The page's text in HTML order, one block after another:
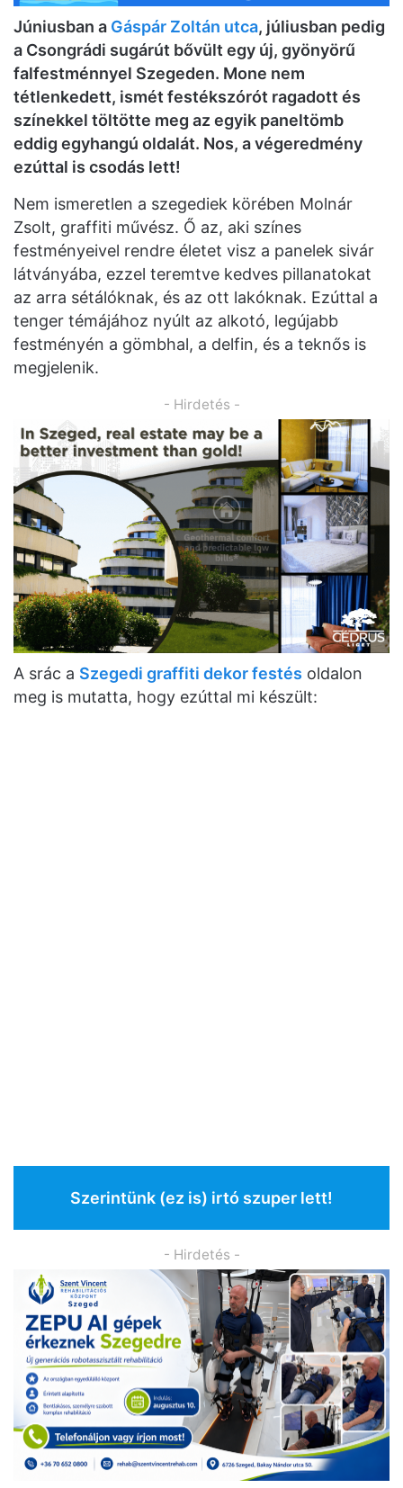
Júniusban a Gáspár Zoltán utca, júliusban pedig
a Csongrádi sugárút bővült egy új, gyönyörű
falfestménnyel Szegeden. Mone nem
tétlenkedett, ismét festékszórót ragadott és
színekkel töltötte meg az egyik paneltömb
eddig egyhangú oldalát. Nos, a végeredmény
ezúttal is csodás lett!
Nem ismeretlen a szegediek körében Molnár
Zsolt, graffiti művész. Ő az, aki színes
festményeivel rendre életet visz a panelek sivár
látványába, ezzel teremtve kedves pillanatokat
az arra sétálóknak, és az ott lakóknak. Ezúttal a
tenger témájához nyúlt az alkotó, legújabb
festményén a gömbhal, a delfin, és a teknős is
megjelenik.
- Hirdetés -
A srác a Szegedi graffiti dekor festés oldalon
meg is mutatta, hogy ezúttal mi készült:
Szerintünk (ez is) irtó szuper lett!
- Hirdetés -